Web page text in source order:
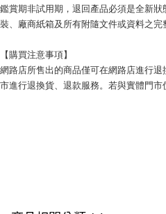
鑑賞期非試用期，退回產品必須是全新
裝、廠商紙箱及所有附隨文件或資料之完
【購買注意事項】
網路店所售出的商品僅可在網路店進行
市進行退換貨、退款服務。若與實體門